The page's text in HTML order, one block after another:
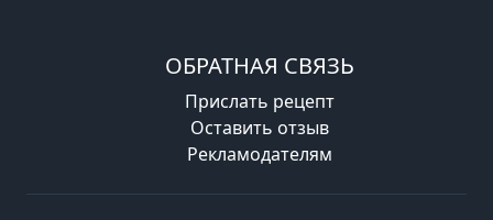
ОБРАТНАЯ СВЯЗЬ
Прислать рецепт
Оставить отзыв
Рекламодателям